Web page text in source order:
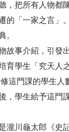
把所有人物都
「一家之言」
。
事介紹，引發
學生「究天人
門課的學生人
，學生給予這門
川龜太郎《史